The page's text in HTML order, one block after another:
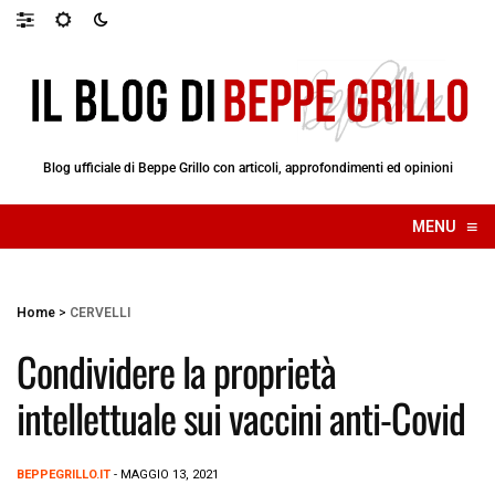
Blog ufficiale di Beppe Grillo con articoli, approfondimenti ed opinioni
MENU ≡
☰
Home > CERVELLI
Condividere la proprietà
intellettuale sui vaccini anti-Covid
BEPPEGRILLO.IT - MAGGIO 13, 2021